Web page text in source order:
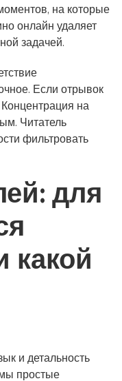
на которые
онлайн удаляет
задачей.
Если отрывок
на
Читатель
фильтровать
для
какой
и детальность
простые